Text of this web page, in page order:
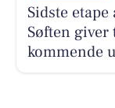
Sidste
Søften
kommende